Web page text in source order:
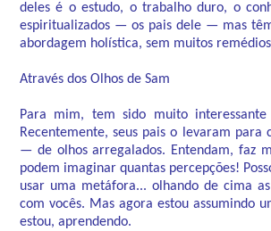
deles é o estudo, o trabalho duro, o
espiritualizados — os pais dele — mas
abordagem holística, sem muitos
Através dos Olhos de Sam
Para mim, tem sido muito
Recentemente, seus pais o levaram
— de olhos arregalados. Entendam, faz
podem imaginar quantas percepções!
usar uma metáfora... olhando de cima
com vocês. Mas agora estou assumindo
estou, aprendendo.